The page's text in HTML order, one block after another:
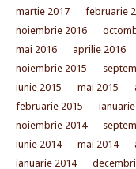
martie 2017
februarie
noiembrie 2016
mai 2016
aprilie 2016
noiembrie 2015
iunie 2015
mai 2015
februarie 2015
noiembrie 2014
iunie 2014
mai 2014
ianuarie 2014